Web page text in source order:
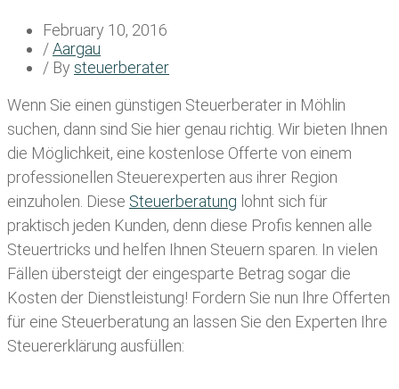
February 10, 2016
/Aargau
/ By steuerberater
Wenn Sie einen günstigen Steuerberater in Möhlin
suchen, dann sind Sie hier genau richtig. Wir bieten Ihnen
die Möglichkeit, eine kostenlose Offerte von einem
professionellen Steuerexperten aus ihrer Region
einzuholen. Diese Steuerberatung lohnt sich für
praktisch jeden Kunden, denn diese Profis kennen alle
Steuertricks und helfen Ihnen Steuern sparen. In vielen
Fällen übersteigt der eingesparte Betrag sogar die
Kosten der Dienstleistung! Fordern Sie nun Ihre Offerten
für eine Steuerberatung an lassen Sie den Experten Ihre
Steuererklärung ausfüllen: